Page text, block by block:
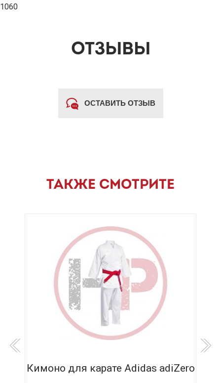
1060
ОТЗЫВЫ
ОСТАВИТЬ ОТЗЫВ
ТАКЖЕ СМОТРИТЕ
Кимоно для карате Adidas adiZero